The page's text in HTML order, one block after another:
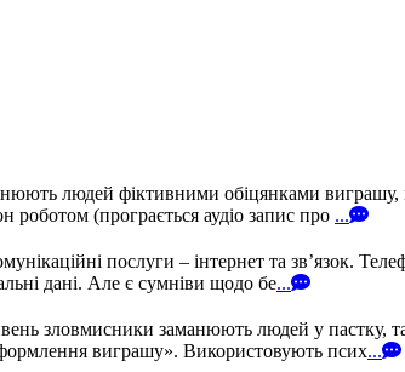
людей фіктивними обіцянками виграшу,
(програється аудіо запис про ...
послуги – інтернет та зв’язок.
дані. Але є сумніви щодо бе...
зловмисники заманюють людей у пастку,
виграшу». Використовують псих...